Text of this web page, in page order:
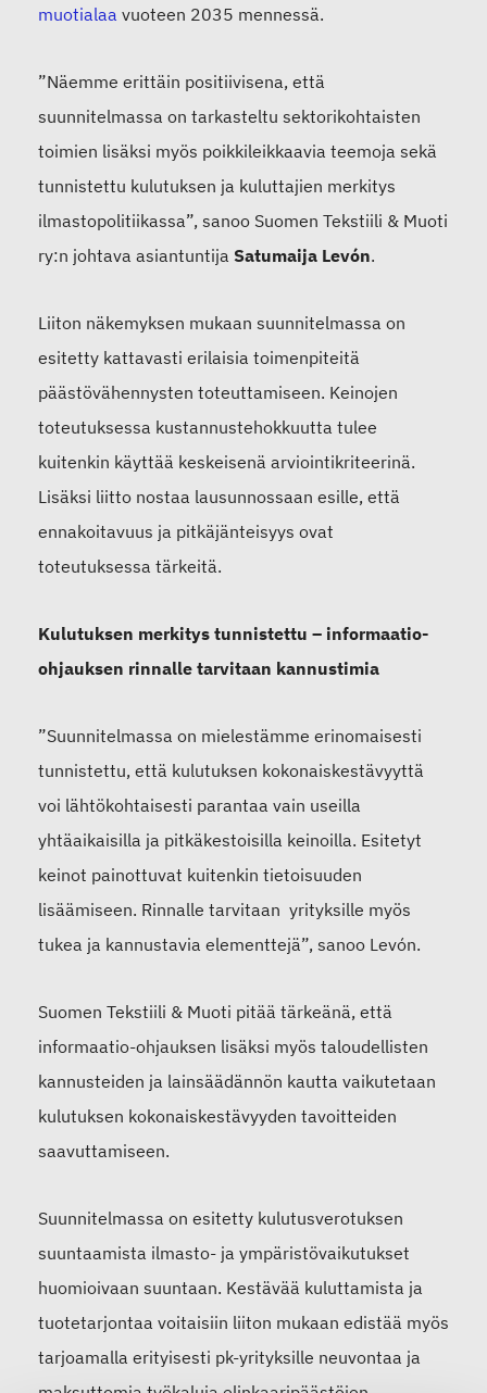
muotialaa vuoteen 2035 mennessä.
”Näemme erittäin positiivisena, että
suunnitelmassa on tarkasteltu sektorikohtaisten
toimien lisäksi myös poikkileikkaavia teemoja sekä
tunnistettu kulutuksen ja kuluttajien merkitys
ilmastopolitiikassa”, sanoo Suomen Tekstiili & Muoti
ry:n johtava asiantuntija Satumaija Levón.
Liiton näkemyksen mukaan suunnitelmassa on
esitetty kattavasti erilaisia toimenpiteitä
päästövähennysten toteuttamiseen. Keinojen
toteutuksessa kustannustehokkuutta tulee
kuitenkin käyttää keskeisenä arviointikriteerinä.
Lisäksi liitto nostaa lausunnossaan esille, että
ennakoitavuus ja pitkäjänteisyys ovat
toteutuksessa tärkeitä.
Kulutuksen merkitys tunnistettu – informaatio-
ohjauksen rinnalle tarvitaan kannustimia
”Suunnitelmassa on mielestämme erinomaisesti
tunnistettu, että kulutuksen kokonaiskestävyyttä
voi lähtökohtaisesti parantaa vain useilla
yhtäaikaisilla ja pitkäkestoisilla keinoilla. Esitetyt
keinot painottuvat kuitenkin tietoisuuden
lisäämiseen. Rinnalle tarvitaan yrityksille myös
tukea ja kannustavia elementtejä”, sanoo Levón.
Suomen Tekstiili & Muoti pitää tärkeänä, että
informaatio-ohjauksen lisäksi myös taloudellisten
kannusteiden ja lainsäädännön kautta vaikutetaan
kulutuksen kokonaiskestävyyden tavoitteiden
saavuttamiseen.
Suunnitelmassa on esitetty kulutusverotuksen
suuntaamista ilmasto- ja ympäristövaikutukset
huomioivaan suuntaan. Kestävää kuluttamista ja
tuotetarjontaa voitaisiin liiton mukaan edistää myös
tarjoamalla erityisesti pk-yrityksille neuvontaa ja